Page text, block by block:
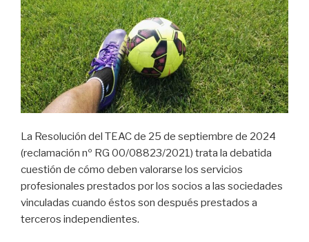
La Resolución del TEAC de 25 de septiembre de 2024
(reclamación nº RG 00/08823/2021) trata la debatida
cuestión de cómo deben valorarse los servicios
profesionales prestados por los socios a las sociedades
vinculadas cuando éstos son después prestados a
terceros independientes.